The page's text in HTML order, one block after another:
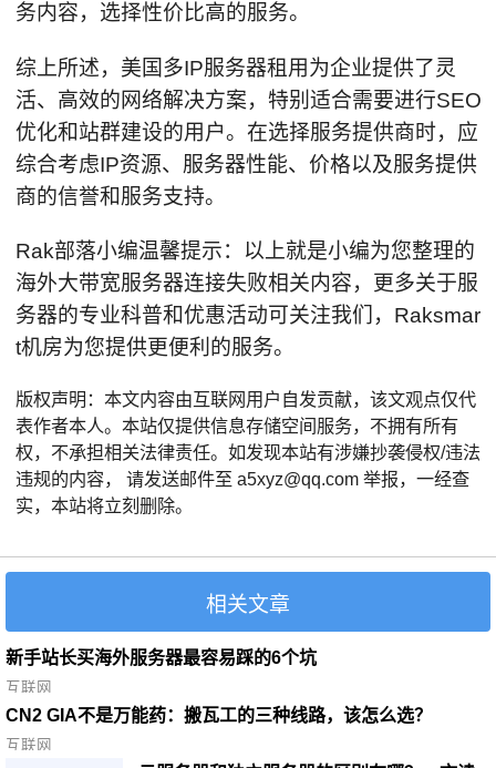
务内容，选择性价比高的服务。
综上所述，美国多IP服务器租用为企业提供了灵
活、高效的网络解决方案，特别适合需要进行SEO
优化和站群建设的用户。在选择服务提供商时，应
综合考虑IP资源、服务器性能、价格以及服务提供
商的信誉和服务支持。
Rak部落小编温馨提示：以上就是小编为您整理的
海外大带宽服务器连接失败相关内容，更多关于服
务器的专业科普和优惠活动可关注我们，Raksmar
t机房为您提供更便利的服务。
版权声明：本文内容由互联网用户自发贡献，该文观点仅代
表作者本人。本站仅提供信息存储空间服务，不拥有所有
权，不承担相关法律责任。如发现本站有涉嫌抄袭侵权/违法
违规的内容， 请发送邮件至 a5xyz@qq.com 举报，一经查
实，本站将立刻删除。
相关文章
新手站长买海外服务器最容易踩的6个坑
互联网
CN2 GIA不是万能药：搬瓦工的三种线路，该怎么选？
互联网